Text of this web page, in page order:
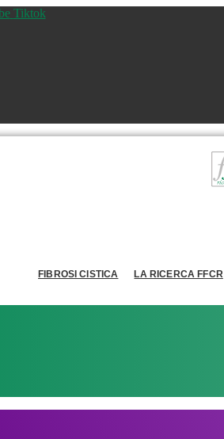
Tiktok
FIBROSI CISTICA LA RICERCA FFCR